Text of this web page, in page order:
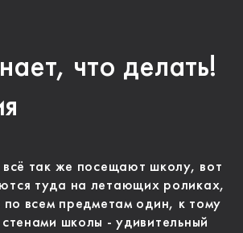
что делать!
так же посещают школу, вот
туда на летающих роликах,
по всем предметам один, к тому
школы - удивительный